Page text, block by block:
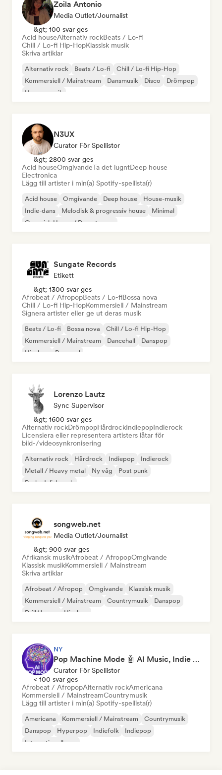
Zoila Antonio
Media Outlet/Journalist
&gt; 100 svar ges
Acid houseAlternativ rockBeats / Lo-fi
Chill / Lo-fi Hip-HopKlassisk musik
Skriva artiklar
Alternativ rock Beats / Lo-fi
Chill / Lo-fi Hip-Hop
Kommersiell / Mainstream
Dansmusik Disco
Drömpop
House-musik
N3UX
Curator För Spellistor
&gt; 2800 svar ges
Acid houseOmgivandeTa det lugntDeep house
Electronica
Lägg till artister i min(a) Spotify-spellista(r)
Acid house Omgivande Deep house
House-musik
Indie-dans
Melodisk & progressiv house
Minimal
Organisk House / Downtempo
Sungate Records
Etikett
&gt; 1300 svar ges
Afrobeat / AfropopBeats / Lo-fiBossa nova
Chill / Lo-fi Hip-HopKommersiell / Mainstream
Signera artister eller ge ut deras musik
Beats / Lo-fi Bossa nova
Chill / Lo-fi Hip-Hop
Kommersiell / Mainstream
Dancehall
Danspop
Hip-hop
Pop soul
Lorenzo Lautz
Sync Supervisor
&gt; 1600 svar ges
Alternativ rockDrömpopHårdrockIndiepopIndierock
Licensiera eller representera artisters låtar för
bild-/videosynkronisering
Alternativ rock Hårdrock Indiepop
Indierock
Metall / Heavy metal
Ny våg
Post punk
Psykedelisk rock
songweb.net
Media Outlet/Journalist
&gt; 900 svar ges
Afrikansk musikAfrobeat / AfropopOmgivande
Klassisk musikKommersiell / Mainstream
Skriva artiklar
Afrobeat / Afropop Omgivande
Klassisk musik
Kommersiell / Mainstream
Countrymusik
Danspop
Drill/Jersey
Hip-hop
NY
Pop Machine Mode 🤖 AI Music, Indie Pop & Dream Pop
Curator För Spellistor
< 100 svar ges
Afrobeat / AfropopAlternativ rockAmericana
Kommersiell / MainstreamCountrymusik
Lägg till artister i min(a) Spotify-spellista(r)
Americana Kommersiell / Mainstream
Countrymusik
Danspop
Hyperpop Indiefolk
Indiepop
Internationell pop